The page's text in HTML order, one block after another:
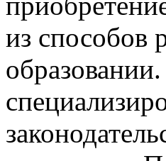
из способов